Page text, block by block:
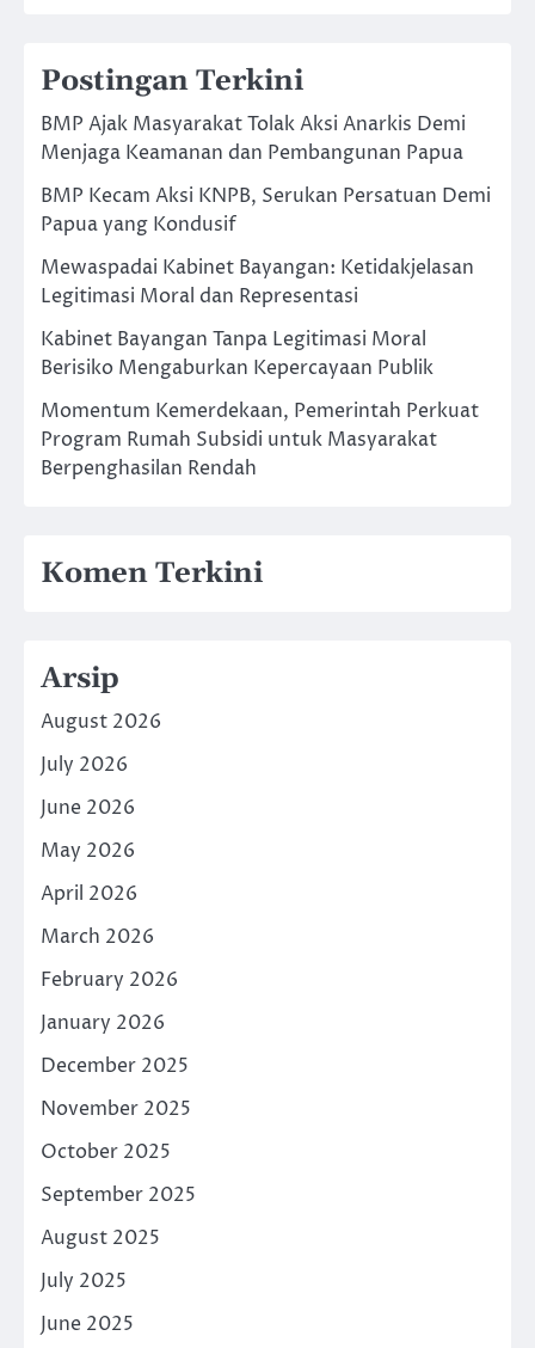
Postingan Terkini
BMP Ajak Masyarakat Tolak Aksi Anarkis Demi
Menjaga Keamanan dan Pembangunan Papua
BMP Kecam Aksi KNPB, Serukan Persatuan Demi
Papua yang Kondusif
Mewaspadai Kabinet Bayangan: Ketidakjelasan
Legitimasi Moral dan Representasi
Kabinet Bayangan Tanpa Legitimasi Moral
Berisiko Mengaburkan Kepercayaan Publik
Momentum Kemerdekaan, Pemerintah Perkuat
Program Rumah Subsidi untuk Masyarakat
Berpenghasilan Rendah
Komen Terkini
Arsip
August 2026
July 2026
June 2026
May 2026
April 2026
March 2026
February 2026
January 2026
December 2025
November 2025
October 2025
September 2025
August 2025
July 2025
June 2025